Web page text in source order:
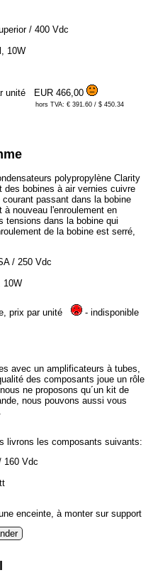
/ 400 Vdc
10W
unité EUR 466,00
hors TVA: € 391.60 / $ 450.34
polypropylène Clarity
des bobines à air vernies cuivre
passant dans la bobine
nouveau l'enroulement en
tensions dans la bobine qui
de la bobine est serré,
/ 250 Vdc
10W
prix par unité - indisponible
avec un amplificateurs à tubes,
des composants joue un rôle
ne proposons qu´un kit de
nous pouvons aussi vous
livrons les composants suivants:
160 Vdc
enceinte, à monter sur support